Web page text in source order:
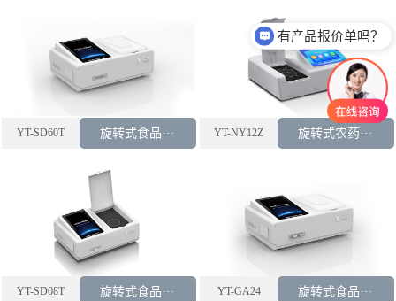
YT-SD60T 旋转式食品··· YT-NY12Z 旋转式农药···
YT-SD08T 旋转式食品··· YT-GA24 旋转式食品···
有产品报价单吗？